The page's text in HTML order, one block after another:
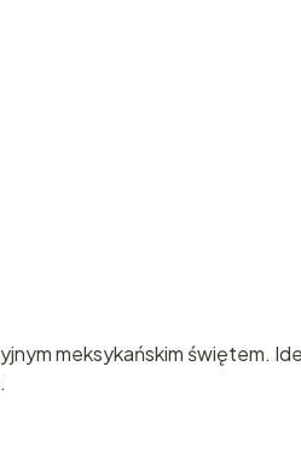
meksykańskim świętem.